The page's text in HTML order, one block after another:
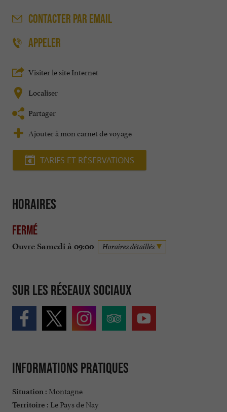
CONTACTER PAR EMAIL
APPELER
Visiter le site Internet
Localiser
Partager
Ajouter à mon carnet de voyage
TARIFS ET RÉSERVATIONS
Horaires
Fermé
Ouvre Samedi à 09:00 Horaires détaillés
Sur les réseaux sociaux
Informations pratiques
Situation : Montagne
Territoire : Le Pays de Nay